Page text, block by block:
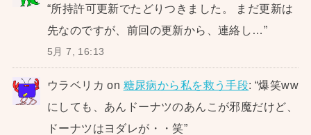
“所持許可更新でたどりつきました。 まだ更新は
先なのですが、前回の更新から、連絡し…”
5月 7, 16:13
ウラベリカ on 糖尿病から私を救う手段: “爆笑ww
にしても、あんドーナツのあんこが邪魔だけど、
ドーナツはヨダレが・・笑”